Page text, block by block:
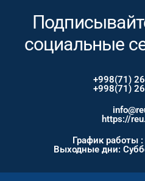
социальные
+998(71)
+998(71)
https://
График работы
Выходные дни: